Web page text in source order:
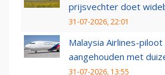
prijsvechter doet
31-07-2026, 22:01
Malaysia Airlines-piloot
aangehouden met
31-07-2026, 13:55